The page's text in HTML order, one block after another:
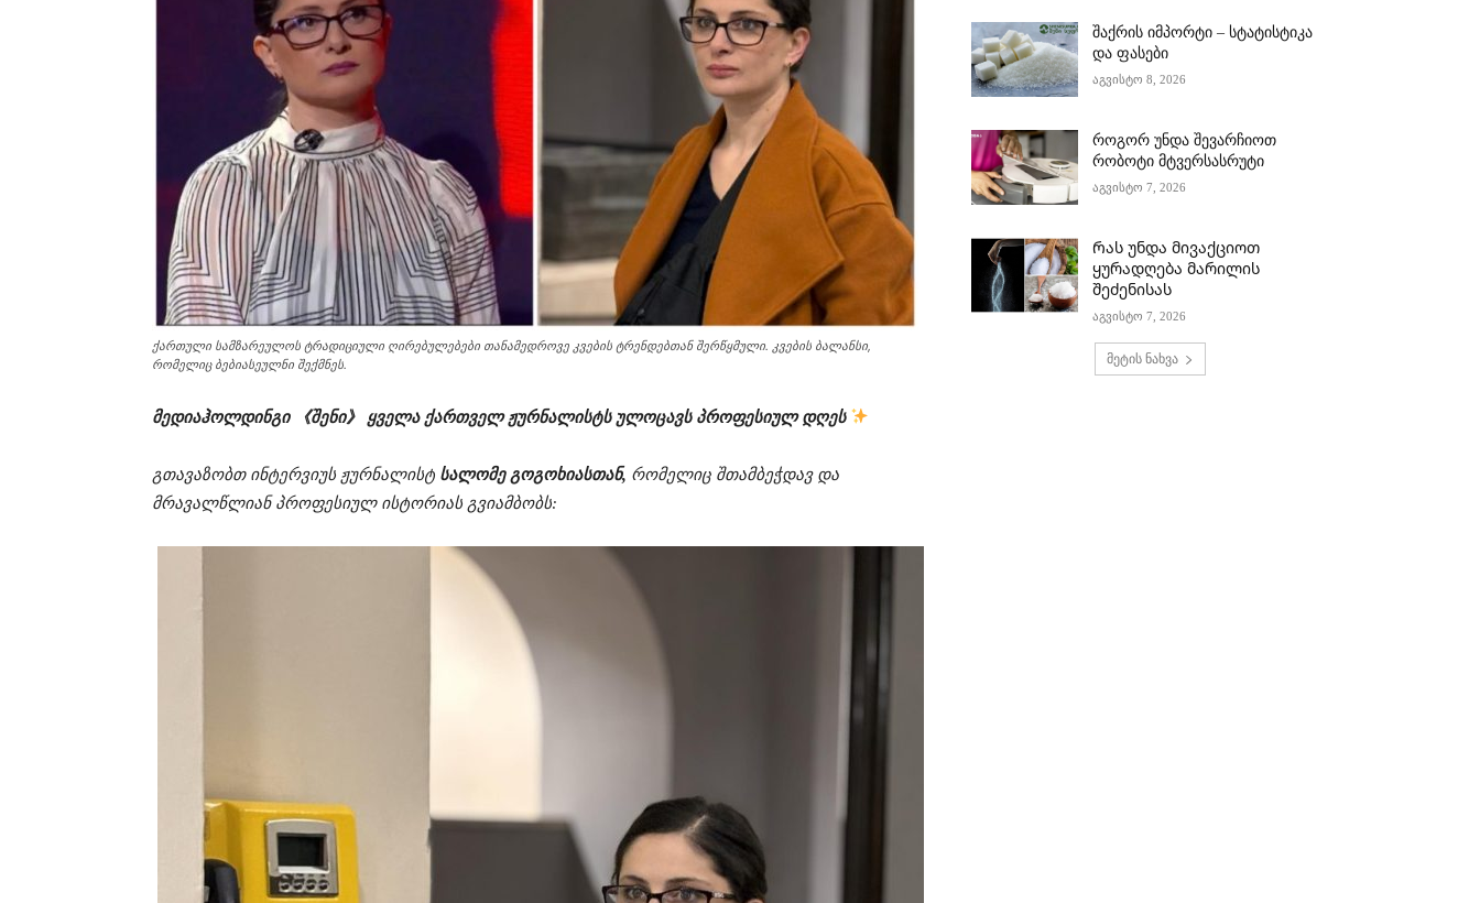
ქართული სამზარეულოს ტრადიციული ღირებულებები თანამედროვე კვების ტრენდებთან შერწყმული. კვების ბალანსი,
რომელიც ბებიასეულნი შექმნეს.
მედიაჰოლდინგი 《შენი》 ყველა ქართველ ჟურნალისტს ულოცავს პროფესიულ დღეს
გთავაზობთ ინტერვიუს ჟურნალისტ სალომე გოგოხიასთან, რომელიც შთამბეჭდავ და
მრავალწლიან პროფესიულ ისტორიას გვიამბობს:
შაქრის იმპორტი – სტატისტიკა
და ფასები
აგვისტო 8, 2026
როგორ უნდა შევარჩიოთ
რობოტი მტვერსასრუტი
აგვისტო 7, 2026
Რას უნდა მივაქციოთ
ყურადღება მარილის
შეძენისას
აგვისტო 7, 2026
მეტის ნახვა